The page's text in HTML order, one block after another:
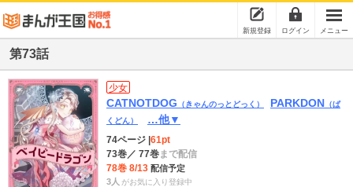
新規登録 ログイン メニュー
第73話
少女
CATNOTDOG （きゃんのっとどっく） PARKDON （ぱ
くどん）
…他▼
74ページ 61pt
73巻／ 77巻まで配信
78巻 8/13 配信予定
3人 がお気に入り登録中